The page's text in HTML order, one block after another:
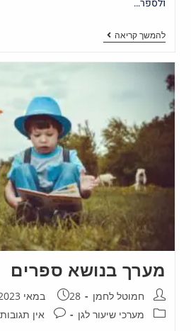
להמשך קריאה
מערך בנושא ספרים
חמוטל לחמן
28 במאי 2023
מערכי שיעור לגן
אין תגובות